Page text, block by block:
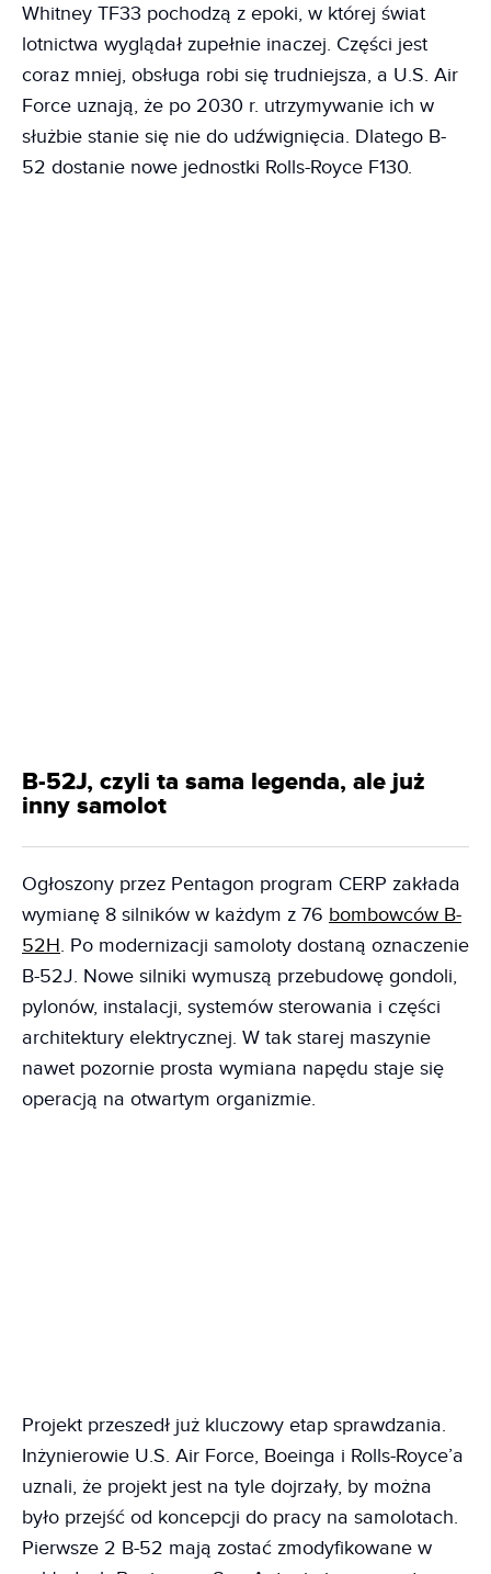
Whitney TF33 pochodzą z epoki, w której świat
lotnictwa wyglądał zupełnie inaczej. Części jest
coraz mniej, obsługa robi się trudniejsza, a U.S. Air
Force uznają, że po 2030 r. utrzymywanie ich w
służbie stanie się nie do udźwignięcia. Dlatego B-
52 dostanie nowe jednostki Rolls-Royce F130.
B-52J, czyli ta sama legenda, ale już
inny samolot
Ogłoszony przez Pentagon program CERP zakłada
wymianę 8 silników w każdym z 76 bombowców B-
52H. Po modernizacji samoloty dostaną oznaczenie
B-52J. Nowe silniki wymuszą przebudowę gondoli,
pylonów, instalacji, systemów sterowania i części
architektury elektrycznej. W tak starej maszynie
nawet pozornie prosta wymiana napędu staje się
operacją na otwartym organizmie.
Projekt przeszedł już kluczowy etap sprawdzania.
Inżynierowie U.S. Air Force, Boeinga i Rolls-Royce’a
uznali, że projekt jest na tyle dojrzały, by można
było przejść od koncepcji do pracy na samolotach.
Pierwsze 2 B-52 mają zostać zmodyfikowane w